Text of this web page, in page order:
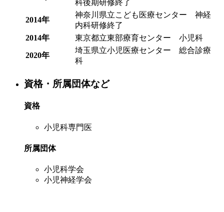
科後期研修終了
2014年
神奈川県立こども医療センター 神経
内科研修終了
2014年
東京都立東部療育センター 小児科
2020年
埼玉県立小児医療センター 総合診療
科
資格・所属団体など
資格
小児科専門医
所属団体
小児科学会
小児神経学会